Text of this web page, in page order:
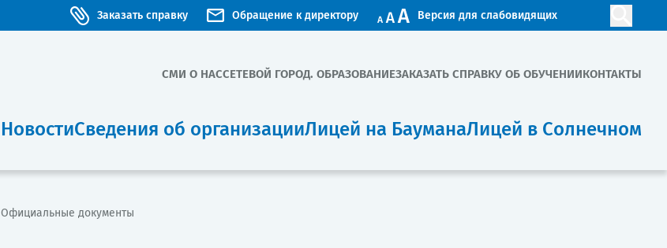
Заказать справку Обращение к директору Версия для слабовидящих
СМИ О НАССЕТЕВОЙ ГОРОД. ОБРАЗОВАНИЕЗАКАЗАТЬ СПРАВКУ ОБ ОБУЧЕНИИКОНТАКТЫ
НовостиСведения об организацииЛицей на БауманаЛицей в Солнечном
Официальные документы